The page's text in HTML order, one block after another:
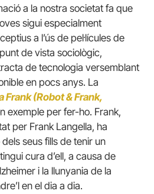
a la nostra societat fa que
sigui especialment
a l’ús de pel·lícules de
de vista sociològic,
de tecnologia versemblant
en pocs anys. La
Frank (Robot & Frank,
exemple per fer-ho. Frank,
per Frank Langella, ha
seus fills de tenir un
cura d’ell, a causa de
i la llunyania de la
en el dia a dia.